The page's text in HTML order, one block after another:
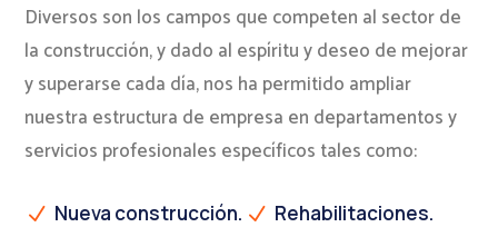
Diversos son los campos que competen al sector de
la construcción, y dado al espíritu y deseo de mejorar
y superarse cada día, nos ha permitido ampliar
nuestra estructura de empresa en departamentos y
servicios profesionales específicos tales como:
N Nueva construcción. N Rehabilitaciones.